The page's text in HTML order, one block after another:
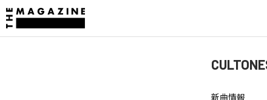
新曲情報